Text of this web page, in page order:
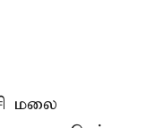
மலை